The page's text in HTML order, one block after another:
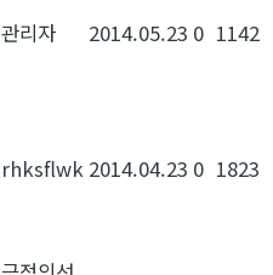
관리자 2014.05.23 0 1142
rhksflwk 2014.04.23 0 1823